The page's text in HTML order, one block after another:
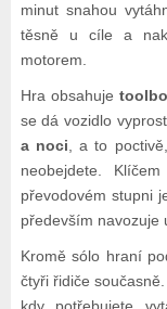
minut snahou
těsně u cíle a
motorem.
Hra obsahuje
se dá vozidlo
a noci, a to
neobejdete.
převodovém stupni
především navozuje
Kromě sólo hraní
čtyři řidiče